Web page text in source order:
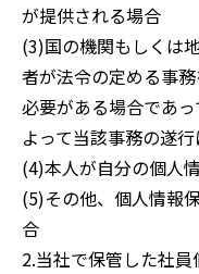
が提供される場合
(3)国の機関もしくは
者が法令の定める事
必要がある場合であ
よって当該事務の遂
(4)本人が自分の個人
(5)その他、個人情報
合
2.当社で保管した社